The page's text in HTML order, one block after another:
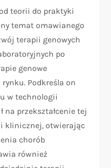
teorii do praktyki
temat omawianego
terapii genowych
po
genowe
Podkreśla on
w technologii
na przekształcenie tej
klinicznej, otwierając
chorób
również